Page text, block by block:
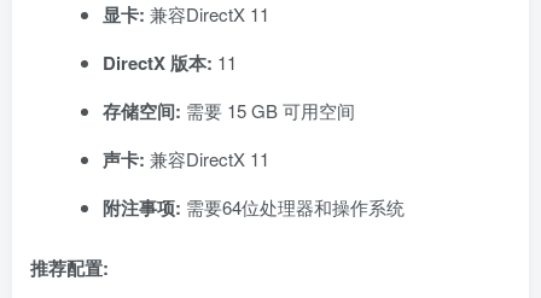
显卡: 兼容DirectX 11
DirectX 版本: 11
存储空间: 需要 15 GB 可用空间
声卡: 兼容DirectX 11
附注事项: 需要64位处理器和操作系统
推荐配置: